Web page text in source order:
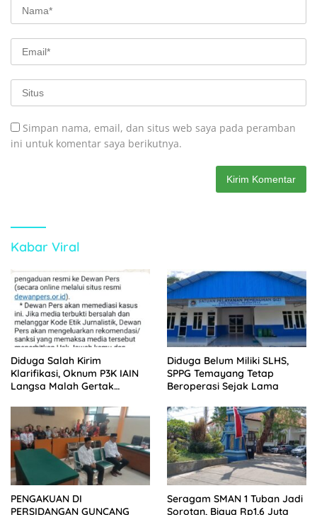
Simpan nama, email, dan situs web saya pada peramban
ini untuk komentar saya berikutnya.
Kabar Viral
Diduga Salah Kirim
Klarifikasi, Oknum P3K IAIN
Langsa Malah Gertak
Diduga Belum Miliki SLHS,
SPPG Temayang Tetap
Beroperasi Sejak Lama
PENGAKUAN DI
PERSIDANGAN GUNCANG
Seragam SMAN 1 Tuban Jadi
Sorotan, Biaya Rp1,6 Juta